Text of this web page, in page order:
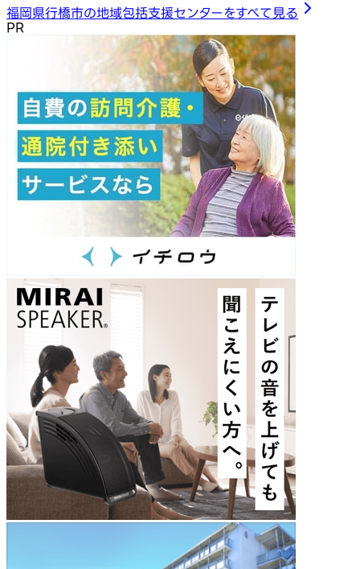
福岡県行橋市の地域包括支援センターをすべて見る
PR